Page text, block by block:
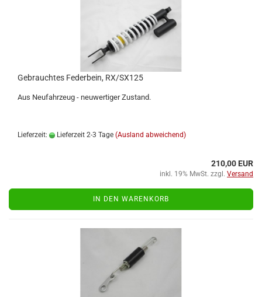
Ge­brauch­tes Fe­der­bein, RX/SX125
Aus Neu­fahr­zeug - neu­wer­ti­ger Zu­stand.
Lieferzeit: Lieferzeit 2-3 Tage (Ausland abweichend)
210,00 EUR
inkl. 19% MwSt. zzgl. Versand
IN DEN WARENKORB